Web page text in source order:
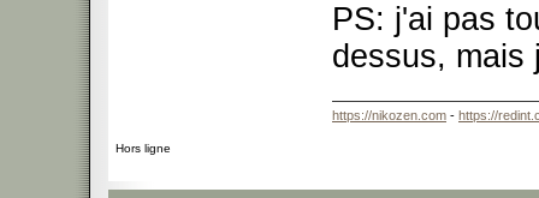
PS: j'ai pas
dessus, mais
https://nikozen.com - https://
Hors ligne